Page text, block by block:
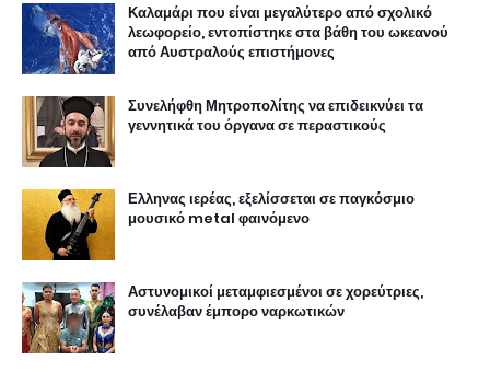
Καλαμάρι που είναι μεγαλύτερο από σχολικό
λεωφορείο, εντοπίστηκε στα βάθη του ωκεανού
από Αυστραλούς επιστήμονες
Συνελήφθη Μητροπολίτης να επιδεικνύει τα
γεννητικά του όργανα σε περαστικούς
Ελληνας ιερέας, εξελίσσεται σε παγκόσμιο
μουσικό metal φαινόμενο
Αστυνομικοί μεταμφιεσμένοι σε χορεύτριες,
συνέλαβαν έμπορο ναρκωτικών